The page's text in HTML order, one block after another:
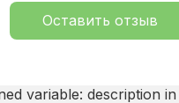
Оставить отзыв
variable: description in